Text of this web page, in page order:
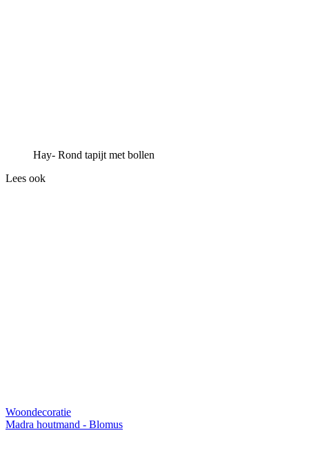
Hay- Rond tapijt met bollen
Lees ook
Woondecoratie
Madra houtmand - Blomus